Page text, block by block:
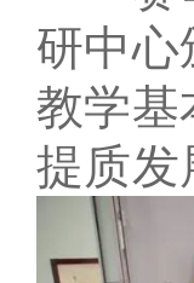
研中心
教学基
提质发